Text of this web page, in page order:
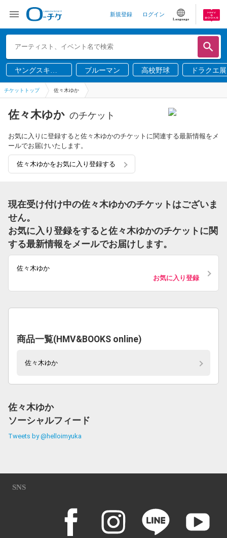
新規登録 ログイン
Language
ヤングスキニ
ー
ブルーマン 高校野球 ドラクエ展
チケットトップ 佐々木ゆか
佐々木ゆか のチケット
お気に入りに登録すると佐々木ゆかのチケットに関連する最新情報をメ
ールでお届けいたします。
佐々木ゆかをお気に入り登録する
現在受け付け中の佐々木ゆかのチケットはございま
せん。
お気に入り登録をすると佐々木ゆかのチケットに関
する最新情報をメールでお届けします。
佐々木ゆか
お気に入り登録
商品一覧(HMV&BOOKS online)
佐々木ゆか
佐々木ゆか
ソーシャルフィード
Tweets by @helloimyuka
SNS